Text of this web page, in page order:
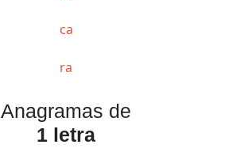
ca
ra
Anagramas de
1 letra